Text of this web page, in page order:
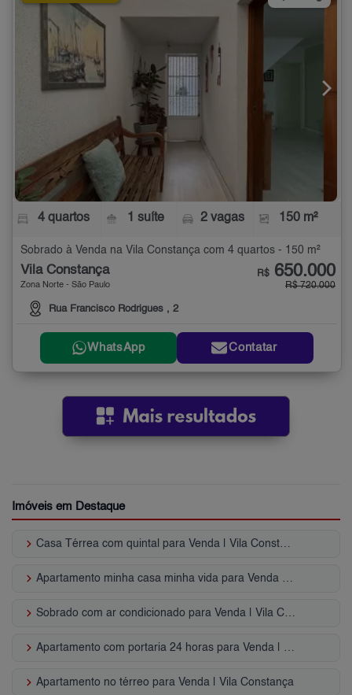
4 quartos 1 suíte 2 vagas 150 m²
Sobrado à Venda na Vila Constança com 4 quartos - 150 m²
Vila Constança
Zona Norte - São Paulo
Rua Francisco Rodrigues , 2
R$ 650.000
R$ 720.000
WhatsApp Contatar
Imóveis em Destaque
keyboard_arrow_right
keyboard_arrow_right
keyboard_arrow_right
keyboard_arrow_right
keyboard_arrow_right Apartamento no térreo para Venda | Vila Constança